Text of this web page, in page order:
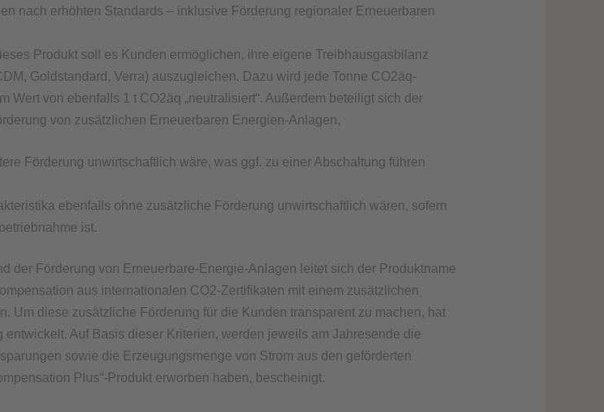
nach erhöhten Standards – inklusive Förderung regionaler Erneuerbaren
Produkt soll es Kunden ermöglichen, ihre eigene Treibhausgasbilanz
Goldstandard, Verra) auszugleichen. Dazu wird jede Tonne CO2äq-
Wert von ebenfalls 1 t CO2äq „neutralisiert“. Außerdem beteiligt sich der
von zusätzlichen Erneuerbaren Energien-Anlagen,
Förderung unwirtschaftlich wäre, was ggf. zu einer Abschaltung führen
ebenfalls ohne zusätzliche Förderung unwirtschaftlich wären, sofern
ist.
der Förderung von Erneuerbare-Energie-Anlagen leitet sich der Produktname
aus internationalen CO2-Zertifikaten mit einem zusätzlichen
Um diese zusätzliche Förderung für die Kunden transparent zu machen, hat
Auf Basis dieser Kriterien, werden jeweils am Jahresende die
sowie die Erzeugungsmenge von Strom aus den geförderten
Plus“-Produkt erworben haben, bescheinigt.